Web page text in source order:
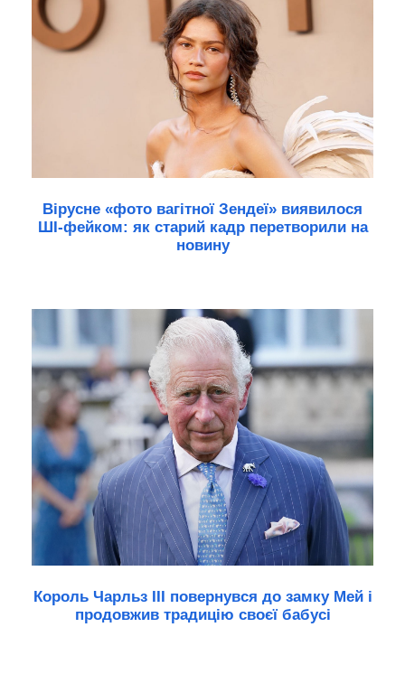
Вірусне «фото вагітної Зендеї» виявилося
ШІ-фейком: як старий кадр перетворили на
новину
Король Чарльз III повернувся до замку Мей і
продовжив традицію своєї бабусі